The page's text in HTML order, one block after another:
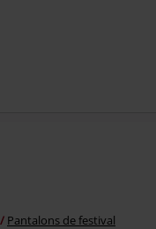
Pantalons de festival